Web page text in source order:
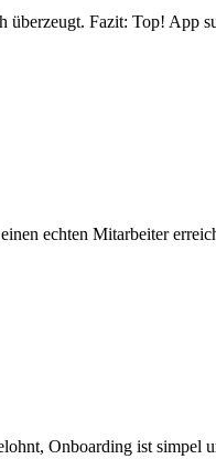
überzeugt. Fazit: Top! App
echten Mitarbeiter
Onboarding ist simpel